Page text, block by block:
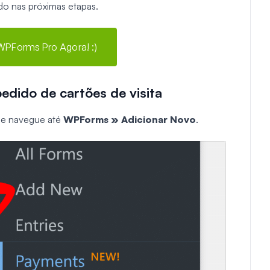
nas próximas etapas.
Pro Agora! :)
de cartões de visita
navegue até WPForms » Adicionar Novo.